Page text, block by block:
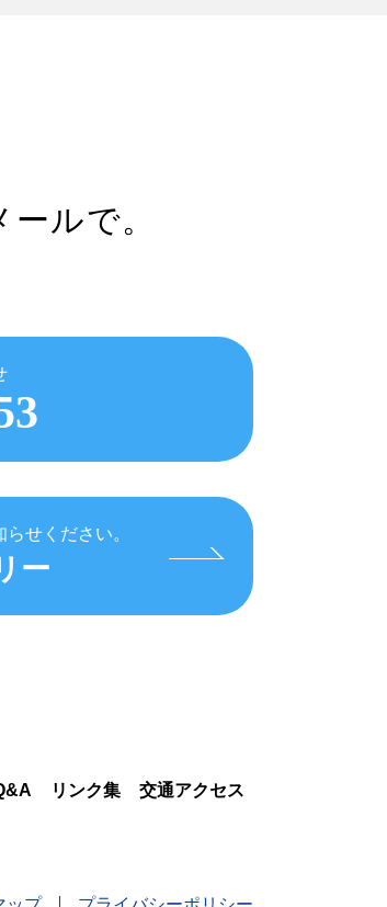
ルで。
せください。
ー
リンク集 交通アクセス